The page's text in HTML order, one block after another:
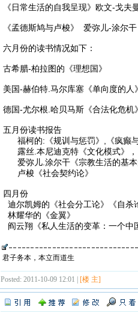
《日常生活的自我呈现》欧文-戈夫
《孟德斯鸠与卢梭》 爱弥儿-涂尔干
六月份的读书情况如下：
古希腊-柏拉图的《理想国》
美国-赫伯特.马尔库塞《单向度的人
德国-尤尔根.哈贝马斯《合法化危
五月份读书报告
福柯的:《规训与惩罚》,《疯癫
露丝.本尼迪克特《文化模式》，
爱弥儿.涂尔干《宗教生活的基本
卢梭《社会契约论》
四月份
迪尔凯姆的《社会分工论》《自杀
林耀华的《金翼》
阎云翔《私人生活的变革：一个
君子务本，本立而道生
Posted: 2011-10-09 12:01 | [楼 主]